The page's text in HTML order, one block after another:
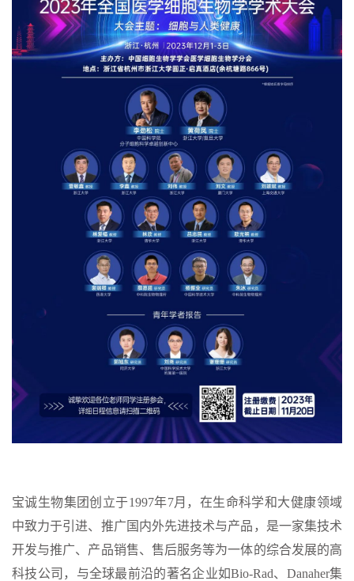
宝诚生物集团创立于1997年7月，在生命科学和大健康领域
中致力于引进、推广国内外先进技术与产品，是一家集技术
开发与推广、产品销售、售后服务等为一体的综合发展的高
科技公司，与全球最前沿的著名企业如Bio-Rad、Danaher集